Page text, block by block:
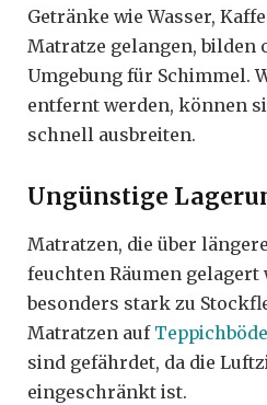
Getränke wie Wasser,
Matratze gelangen, bilden
Umgebung für Schimmel.
entfernt werden, können
schnell ausbreiten.
Ungünstige
Matratzen, die über
feuchten Räumen gelagert
besonders stark zu
Matratzen auf
sind gefährdet, da die
eingeschränkt ist.